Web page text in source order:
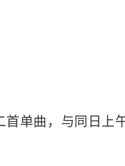
首单曲，与同日上